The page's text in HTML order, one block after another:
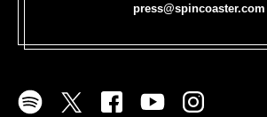
press@spincoaster.com